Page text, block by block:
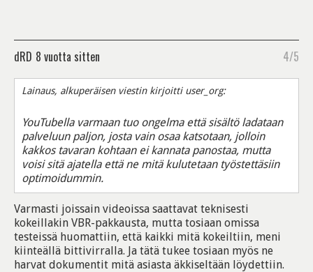
dRD 8 vuotta sitten 4/5
Lainaus, alkuperäisen viestin kirjoitti user_org:
YouTubella varmaan tuo ongelma että sisältö ladataan
palveluun paljon, josta vain osaa katsotaan, jolloin
kakkos tavaran kohtaan ei kannata panostaa, mutta
voisi sitä ajatella että ne mitä kulutetaan työstettäsiin
optimoidummin.
Varmasti joissain videoissa saattavat teknisesti
kokeillakin VBR-pakkausta, mutta tosiaan omissa
testeissä huomattiin, että kaikki mitä kokeiltiin, meni
kiinteällä bittivirralla. Ja tätä tukee tosiaan myös ne
harvat dokumentit mitä asiasta äkkiseltään löydettiin.